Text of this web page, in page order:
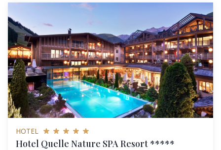
HOTEL
Hotel Quelle Nature SPA Resort *****